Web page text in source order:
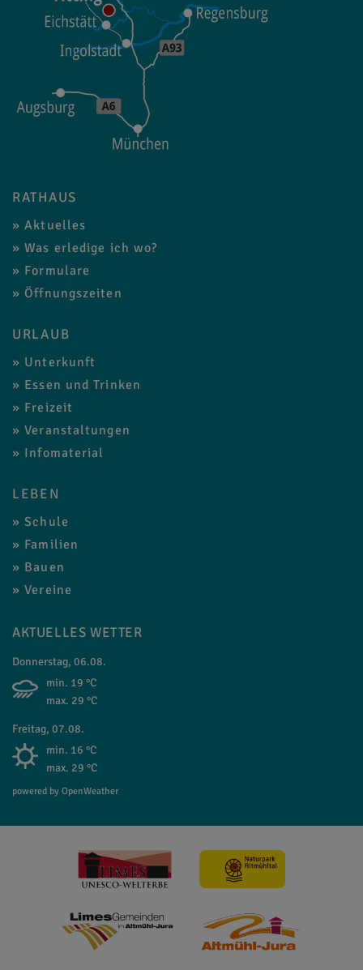
RATHAUS
Aktuelles
Was erledige ich wo?
Formulare
Öffnungszeiten
URLAUB
Unterkunft
Essen und Trinken
Freizeit
Veranstaltungen
Infomaterial
LEBEN
Schule
Familien
Bauen
Vereine
AKTUELLES WETTER
Donnerstag, 06.08.
min. 19 °C
max. 29 °C
Freitag, 07.08.
min. 16 °C
max. 29 °C
powered by OpenWeather